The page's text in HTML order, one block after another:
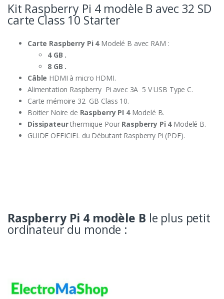
Kit Raspberry Pi 4 modèle B avec 32 SD
carte Class 10 Starter
Carte Raspberry Pi 4Modelé B avec RAM :
4 GB .
8 GB .
Câble HDMI à micro HDMI.
Alimentation Raspberry Pi avec 3A 5 V USB Type C.
Carte mémoire 32 GB Class 10.
Boitier Noire de Raspberry PI 4Modelé B.
Dissipateurthermique Pour Raspberry Pi 4Modelé B.
GUIDE OFFICIEL du Débutant Raspberry Pi (PDF).
Raspberry Pi 4 modèle B le plus petit
ordinateur du monde :